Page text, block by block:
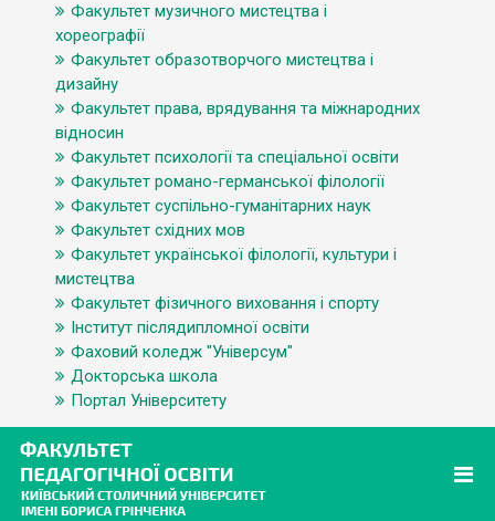
Факультет музичного мистецтва і
хореографії
Факультет образотворчого мистецтва і
дизайну
Факультет права, врядування та міжнародних
відносин
Факультет психології та спеціальної освіти
Факультет романо-германської філології
Факультет суспільно-гуманітарних наук
Факультет східних мов
Факультет української філології, культури і
мистецтва
Факультет фізичного виховання і спорту
Інститут післядипломної освіти
Фаховий коледж "Універсум"
Докторська школа
Портал Університету